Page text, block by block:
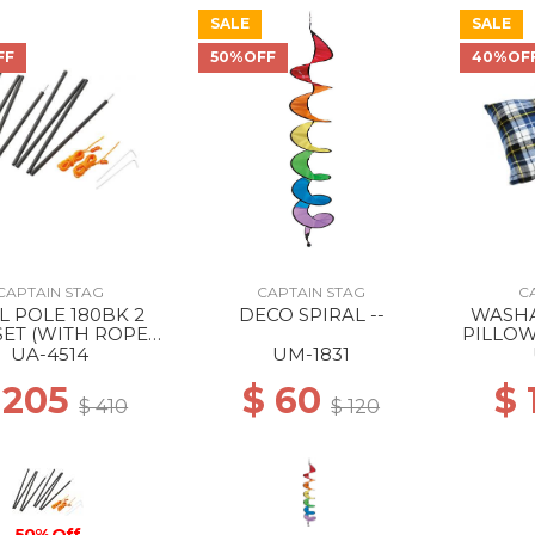
STAG
POLE 180BK 2
(WITH ROPE
PEG) --
UA-4514
$ 410
SALE
50%OFF
CAPTAIN STAG
DECO SPIRAL --
UM-1831
$ 60$ 120
SALE
$